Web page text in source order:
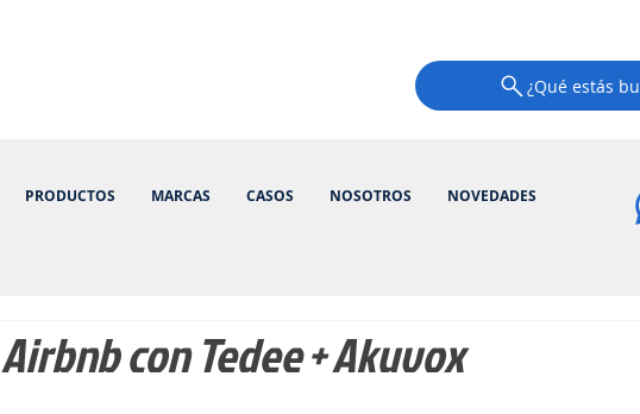
¿Qué estás
PRODUCTOS MARCAS CASOS NOSOTROS NOVEDADES
con Tedee + Akuvox